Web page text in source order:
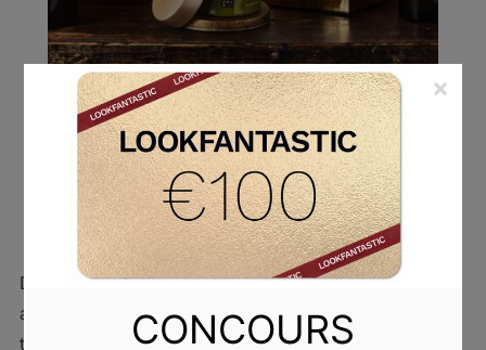
CONCOURS
Concours : un pack Rituals à gagner
2 juin 2020 by 10 comments
Désolée, ce concours est maintenant terminé ! On
adore les produits Rituals ! Le packaging, l’odeur, la
texture, la qualité… Tout ! La marque propose de
CONCOURS
×